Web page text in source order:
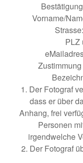
Vorname/
PLZ
1. Der Fotograf
dass er über
Anhang, frei
Personen
irgendwelche
2. Der Fotograf